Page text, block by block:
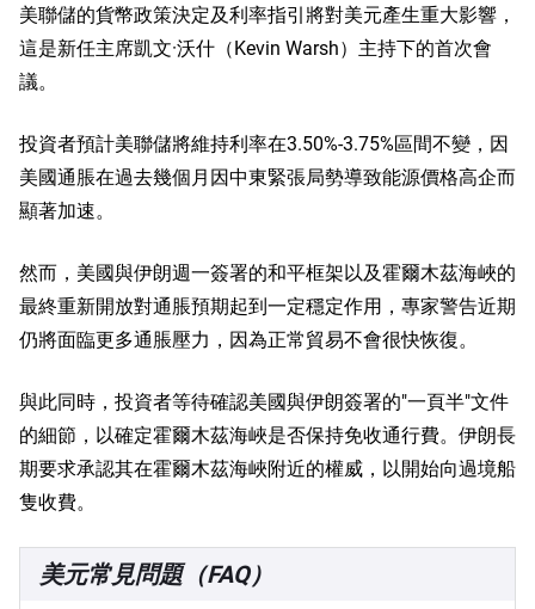
美聯儲的貨幣政策決定及利率指引將對美元產生重大影響，
這是新任主席凱文·沃什（Kevin Warsh）主持下的首次會
議。
投資者預計美聯儲將維持利率在3.50%-3.75%區間不變，因
美國通脹在過去幾個月因中東緊張局勢導致能源價格高企而
顯著加速。
然而，美國與伊朗週一簽署的和平框架以及霍爾木茲海峽的
最終重新開放對通脹預期起到一定穩定作用，專家警告近期
仍將面臨更多通脹壓力，因為正常貿易不會很快恢復。
與此同時，投資者等待確認美國與伊朗簽署的"一頁半"文件
的細節，以確定霍爾木茲海峽是否保持免收通行費。伊朗長
期要求承認其在霍爾木茲海峽附近的權威，以開始向過境船
隻收費。
美元常見問題（FAQ）